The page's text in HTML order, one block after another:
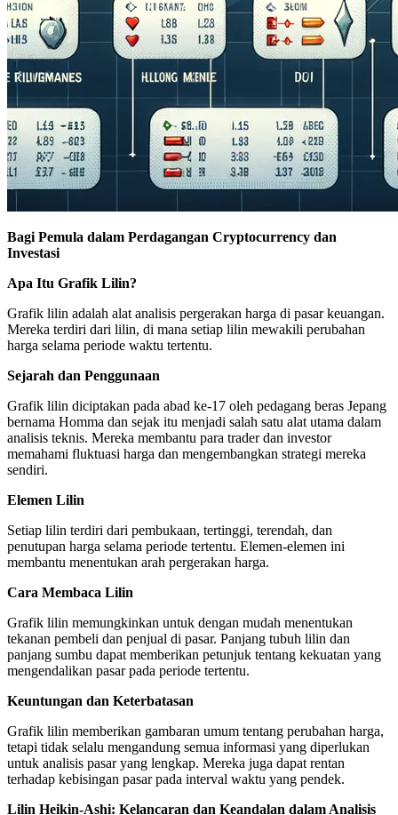
Bagi Pemula dalam Perdagangan Cryptocurrency dan
Investasi
Apa Itu Grafik Lilin?
Grafik lilin adalah alat analisis pergerakan harga di pasar keuangan.
Mereka terdiri dari lilin, di mana setiap lilin mewakili perubahan
harga selama periode waktu tertentu.
Sejarah dan Penggunaan
Grafik lilin diciptakan pada abad ke-17 oleh pedagang beras Jepang
bernama Homma dan sejak itu menjadi salah satu alat utama dalam
analisis teknis. Mereka membantu para trader dan investor
memahami fluktuasi harga dan mengembangkan strategi mereka
sendiri.
Elemen Lilin
Setiap lilin terdiri dari pembukaan, tertinggi, terendah, dan
penutupan harga selama periode tertentu. Elemen-elemen ini
membantu menentukan arah pergerakan harga.
Cara Membaca Lilin
Grafik lilin memungkinkan untuk dengan mudah menentukan
tekanan pembeli dan penjual di pasar. Panjang tubuh lilin dan
panjang sumbu dapat memberikan petunjuk tentang kekuatan yang
mengendalikan pasar pada periode tertentu.
Keuntungan dan Keterbatasan
Grafik lilin memberikan gambaran umum tentang perubahan harga,
tetapi tidak selalu mengandung semua informasi yang diperlukan
untuk analisis pasar yang lengkap. Mereka juga dapat rentan
terhadap kebisingan pasar pada interval waktu yang pendek.
Lilin Heikin-Ashi: Kelancaran dan Keandalan dalam Analisis